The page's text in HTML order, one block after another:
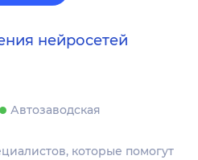
нейросетей
Автозаводская
которые помогут